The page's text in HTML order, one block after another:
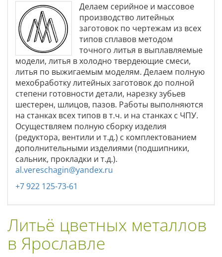
Делаем серийное и массовое
производство литейных
заготовок по чертежам из всех
типов сплавов методом
точного литья в выплавляемые
модели, литья в холодно твердеющие смеси,
литья по выжигаемым моделям. Делаем полную
мехобработку литейных заготовок до полной
степени готовности детали, нарезку зубьев
шестерен, шлицов, пазов. Работы выполняются
на станках всех типов в т.ч. и на станках с ЧПУ.
Осуществляем полную сборку изделия
(редуктора, вентили и т.д.) с комплектованием
дополнительными изделиями (подшипники,
сальник, прокладки и т.д.).
al.vereschagin@yandex.ru
+7 922 125-73-61
Литьё цветных металлов
в Ярославле